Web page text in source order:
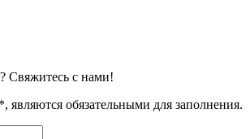
Свяжитесь с нами!
*, являются обязательными для заполнения.